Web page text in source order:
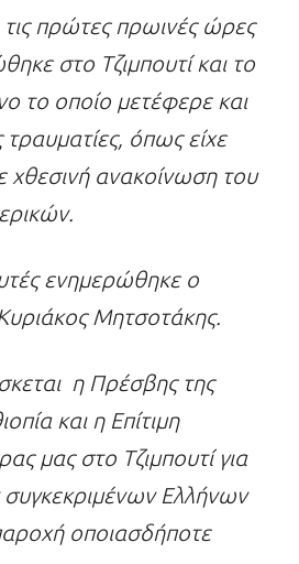
πρώτες πρωινές ώρες
στο Τζιμπουτί και το
το οποίο μετέφερε και
όπως είχε
χθεσινή ανακοίνωση του
ενημερώθηκε ο
Μητσοτάκης.
η Πρέσβης της
και η Επίτιμη
μας στο Τζιμπουτί για
Ελλήνων
οποιασδήποτε